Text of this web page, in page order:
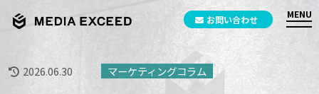
お問い合わせ
2026.06.30 マーケティングコラム